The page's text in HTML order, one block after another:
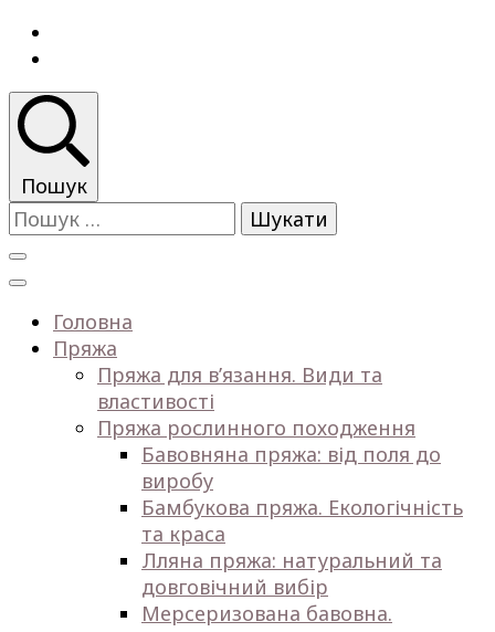
Пошук
Пошук:
Головна
Пряжа
Пряжа для в’язання. Види та
властивості
Пряжа рослинного походження
Бавовняна пряжа: від поля до
виробу
Бамбукова пряжа. Екологічність
та краса
Лляна пряжа: натуральний та
довговічний вибір
Мерсеризована бавовна.